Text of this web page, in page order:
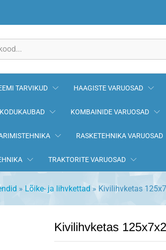
TARVIKUD HAAGISTE VARUOSAD
KODUKAUBAD KOMBAINIDE VARUOSAD
RASKETEHNIKA VARUOSAD
TRAKTORITE VARUOSAD
» Lõike- ja lihvkettad » Kivilihvketas
Kivilihvketas